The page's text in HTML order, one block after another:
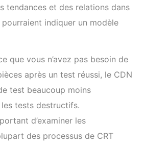
tendances et des relations dans
indiquer un modèle
que vous n’avez pas besoin de
après un test réussi, le CDN
test beaucoup moins
tests destructifs.
d’examiner les
des processus de CRT